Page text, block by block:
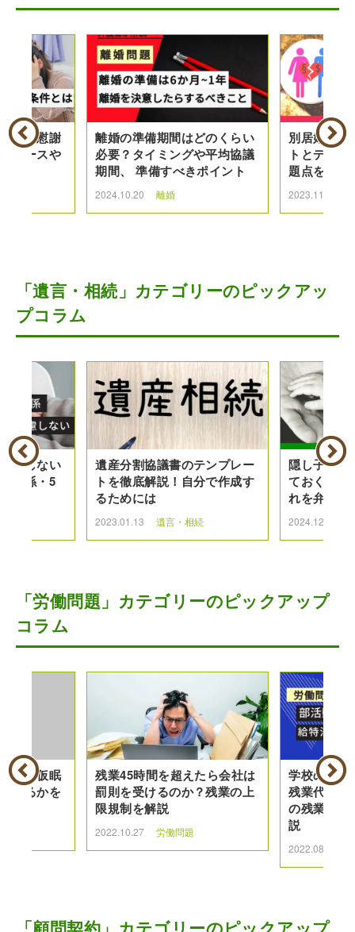
合の慰謝
ケースや
離婚の準備期間はどのくらい
必要？タイミングや平均協議
期間、 準備すべきポイント
2024.10.20 離婚
別居婚とは
トとデメ
題点を解説
2023.11.30
「遺言・相続」カテゴリーのピックアッ
プコラム
慮しない
関係・5
遺産分割協議書のテンプレー
トを徹底解説！自分で作成す
るためには
2023.01.13 遺言・相続
隠し子の相
ておくべき
れを弁護士
2024.12.27
「労働問題」カテゴリーのピックアップ
コラム
えや仮眠
えるかを
残業45時間を超えたら会社は
罰則を受けるのか？残業の上
限規制を解説
2022.10.27 労働問題
学校の先生
残業代を請
の残業代の
説
2022.08.17
「顧問契約」カテゴリーのピックアップ